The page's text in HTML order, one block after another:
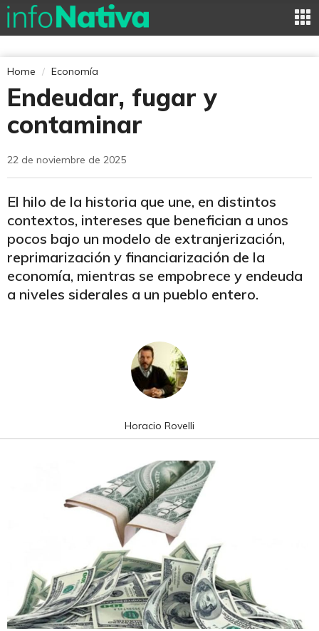
Home Economía
Endeudar, fugar y
contaminar
22 de noviembre de 2025
El hilo de la historia que une, en distintos
contextos, intereses que benefician a unos
pocos bajo un modelo de extranjerización,
reprimarización y financiarización de la
economía, mientras se empobrece y endeuda
a niveles siderales a un pueblo entero.
Horacio Rovelli